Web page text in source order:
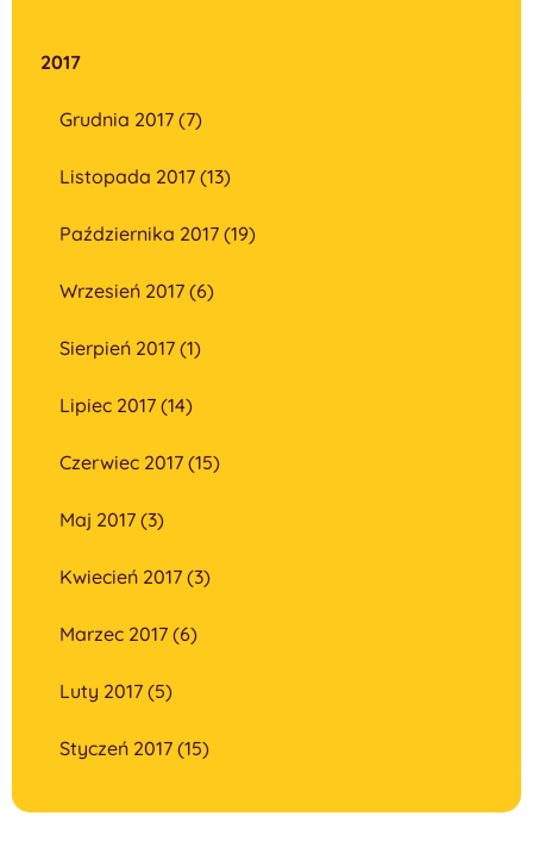
2017
Grudnia 2017 (7)
Listopada 2017 (13)
Października 2017 (19)
Wrzesień 2017 (6)
Sierpień 2017 (1)
Lipiec 2017 (14)
Czerwiec 2017 (15)
Maj 2017 (3)
Kwiecień 2017 (3)
Marzec 2017 (6)
Luty 2017 (5)
Styczeń 2017 (15)